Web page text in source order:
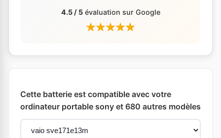
4.5 / 5évaluation sur Google
Cette batterie est compatible avec votre
ordinateur portable sony et 680 autres modèles